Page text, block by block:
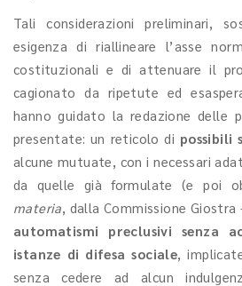
Tali considerazioni preliminari,
esigenza di riallineare l’asse
costituzionali e di attenuare il
cagionato da ripetute ed
hanno guidato la redazione delle
presentate: un reticolo di possibili
alcune mutuate, con i necessari
da quelle già formulate (e poi
materia, dalla Commissione Giostra
automatismi preclusivi senza
istanze di difesa sociale,
senza cedere ad alcun